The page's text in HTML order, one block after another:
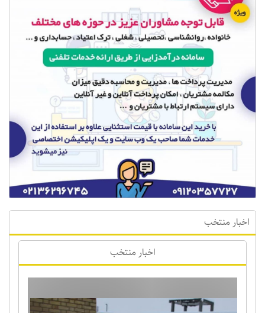
اخبار منتخب
اخبار منتخب